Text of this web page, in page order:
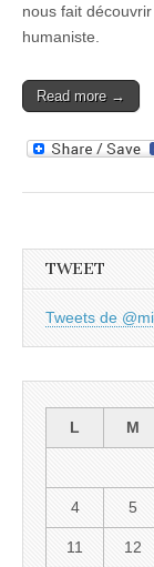
nous fait
humaniste.
Read more →
TWEET
Tweets de
L
M
4 5
11 12